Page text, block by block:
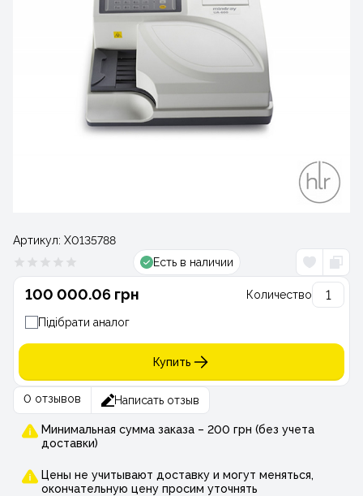
Артикул: Х0135788
Есть в наличии
100 000.06 грн Количество
Підібрати аналог
Купить
0 отзывов Написать отзыв
Минимальная сумма заказа – 200 грн (без учета
доставки)
Цены не учитывают доставку и могут меняться,
окончательную цену просим уточнять